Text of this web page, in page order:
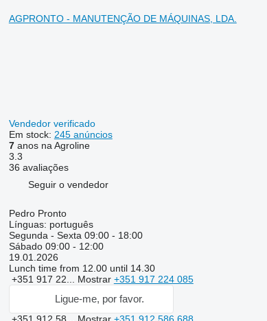
AGPRONTO - MANUTENÇÃO DE MÁQUINAS, LDA.
Vendedor verificado
Em stock: 245 anúncios
7anos na Agroline
3.3
36 avaliações
Seguir o vendedor
Pedro Pronto
Línguas: português
Segunda - Sexta 09:00 - 18:00
Sábado 09:00 - 12:00
19.01.2026
Lunch time from 12.00 until 14.30
+351 917 22... Mostrar +351 917 224 085
Ligue-me, por favor.